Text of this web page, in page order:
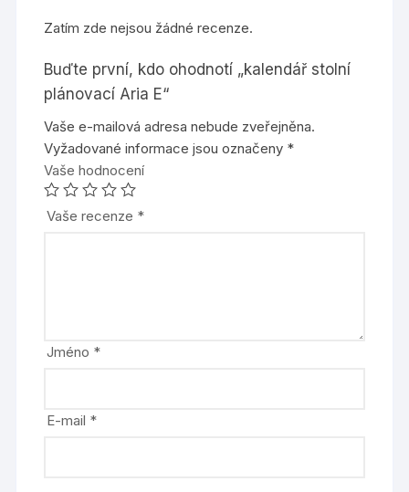
Zatím zde nejsou žádné recenze.
Buďte první, kdo ohodnotí „kalendář stolní
plánovací Aria E“
Vaše e-mailová adresa nebude zveřejněna.
Vyžadované informace jsou označeny *
Vaše hodnocení
Vaše recenze *
Jméno *
E-mail *